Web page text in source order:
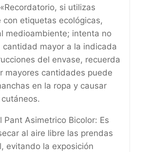
si utilizas
con etiquetas ecológicas,
medioambiente; intenta no
cantidad mayor a la indicada
del envase, recuerda
mayores cantidades puede
en la ropa y causar
Pant Asimetrico Bicolor: Es
al aire libre las prendas
evitando la exposición